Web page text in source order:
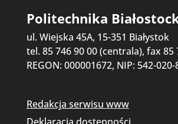
Politechnika
ul. Wiejska 45A, 15-351 Białystok
tel. 85 746 90 00 (centrala), fax 85
REGON: 000001672, NIP: 542-020-
Redakcja serwisu www